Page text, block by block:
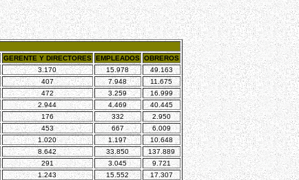
GERENTE Y DIRECTORES EMPLEADOS OBREROS
3.170 15.978
49.163
407 7.948
11.675
472 3.259
16.999
2.944 4.469
40.445
176 332
2.950
453 667
6.009
1.020 1.197
10.648
8.642 33.850
137.889
291 3.045
9.721
1.243 15.552
17.307